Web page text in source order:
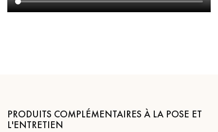
PRODUITS COMPLÉMENTAIRES À LA POSE ET
L'ENTRETIEN